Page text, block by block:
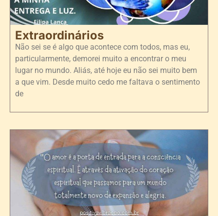
Extraordinários
Não sei se é algo que acontece com todos, mas eu,
particularmente, demorei muito a encontrar o meu
lugar no mundo. Aliás, até hoje eu não sei muito bem
a que vim. Desde muito cedo me faltava o sentimento
de